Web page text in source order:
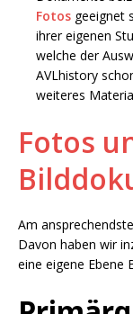
Fotos geeignet
ihrer eigenen
welche der
AVLhistory
weiteres
Fotos
Am
Davon haben wir
eine eigene Ebene